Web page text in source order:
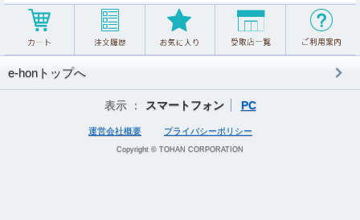
e-honトップへ
表示 ： スマートフォン PC
運営会社概要 プライバシーポリシー
Copyright © TOHAN CORPORATION